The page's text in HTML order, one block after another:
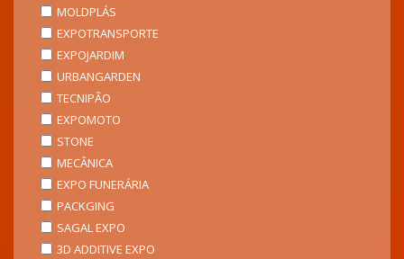
MOLDPLÁS
EXPOTRANSPORTE
EXPOJARDIM
URBANGARDEN
TECNIPÃO
EXPOMOTO
STONE
MECÂNICA
EXPO FUNERÁRIA
PACKGING
SAGAL EXPO
3D ADDITIVE EXPO